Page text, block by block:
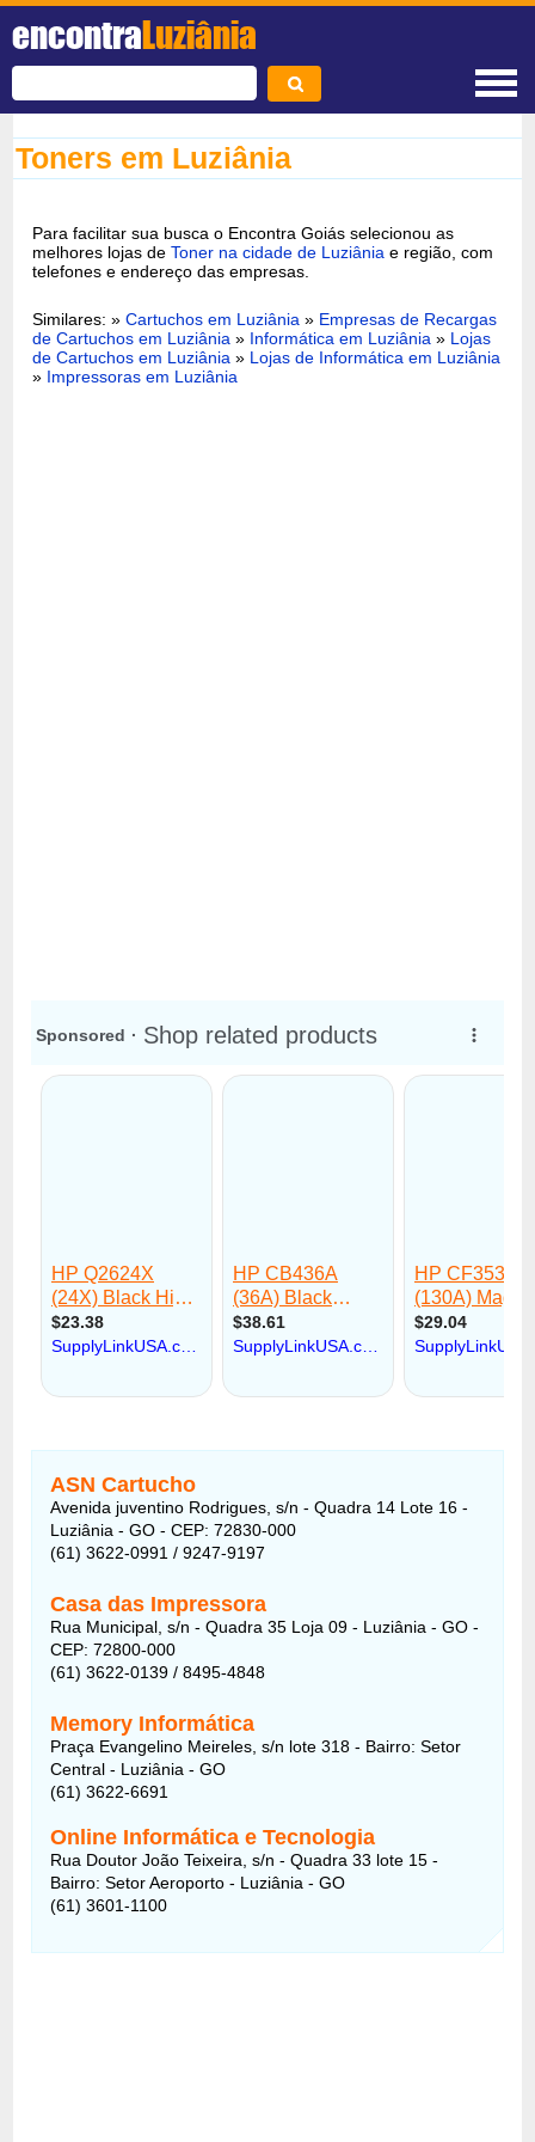
encontraLuziânia
Toners em Luziânia
Para facilitar sua busca o Encontra Goiás selecionou as
melhores lojas deToner na cidade de Luziânia e região, com
telefones e endereço das empresas.
Similares: »Cartuchos em Luziânia » Empresas de Recargas
de Cartuchos em Luziânia » Informática em Luziânia » Lojas
de Cartuchos em Luziânia » Lojas de Informática em Luziânia
» Impressoras em Luziânia
ASN Cartucho
Avenida juventino Rodrigues, s/n - Quadra 14 Lote 16 -
Luziânia - GO - CEP: 72830-000
(61) 3622-0991 / 9247-9197
Casa das Impressora
Rua Municipal, s/n - Quadra 35 Loja 09 - Luziânia - GO -
CEP: 72800-000
(61) 3622-0139 / 8495-4848
Memory Informática
Praça Evangelino Meireles, s/n lote 318 - Bairro: Setor
Central - Luziânia - GO
(61) 3622-6691
Online Informática e Tecnologia
Rua Doutor João Teixeira, s/n - Quadra 33 lote 15 -
Bairro: Setor Aeroporto - Luziânia - GO
(61) 3601-1100